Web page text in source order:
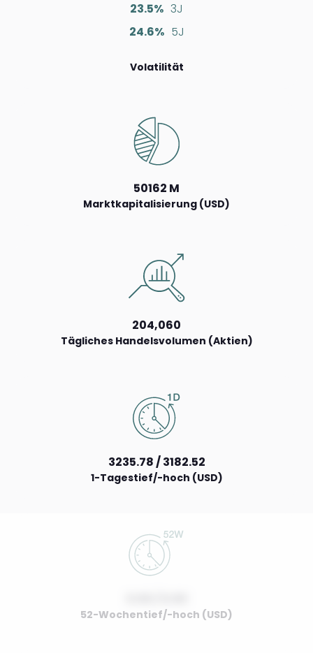
23.5% 3J
24.6% 5J
Volatilität
50162 M
Marktkapitalisierung (USD)
204,060
Tägliches Handelsvolumen (Aktien)
3235.78 / 3182.52
1-Tagestief/-hoch (USD)
52-Wochentief/-hoch (USD)